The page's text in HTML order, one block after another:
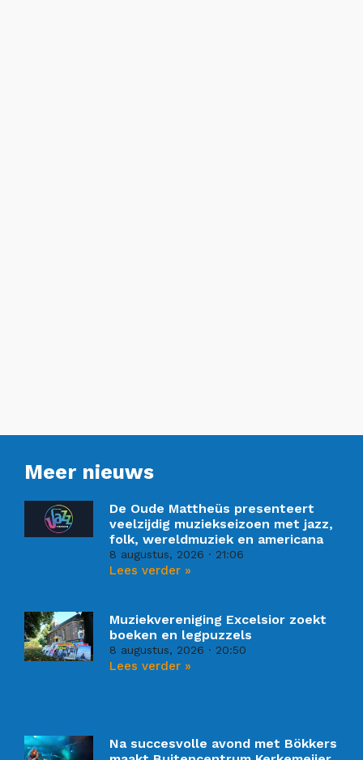
Meer nieuws
De Oude Mattheüs presenteert
veelzijdig muziekseizoen met jazz,
folk, wereldmuziek en americana
8 augustus, 2026 21:06
Lees verder »
Muziekvereniging Excelsior zoekt
boeken en legpuzzels
8 augustus, 2026 20:50
Lees verder »
Na succesvolle avond met Bökkers